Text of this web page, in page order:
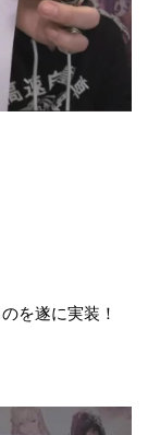
を遂に実装！